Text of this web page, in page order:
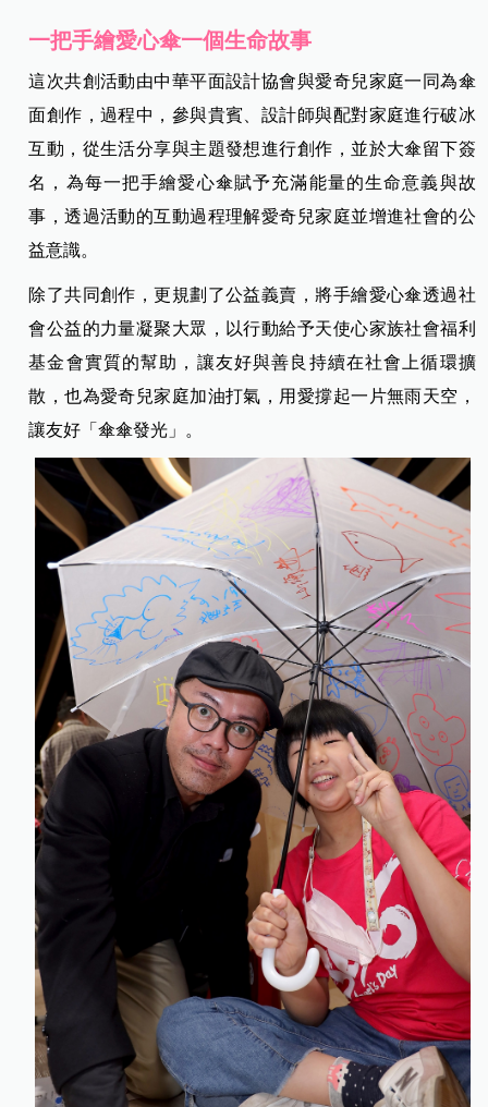
一把手繪愛心傘一個生命故事
這次共創活動由中華平面設計協會與愛奇兒家庭一同為傘
面創作，過程中，參與貴賓、設計師與配對家庭進行破冰
互動，從生活分享與主題發想進行創作，並於大傘留下簽
名，為每一把手繪愛心傘賦予充滿能量的生命意義與故
事，透過活動的互動過程理解愛奇兒家庭並增進社會的公
益意識。
除了共同創作，更規劃了公益義賣，將手繪愛心傘透過社
會公益的力量凝聚大眾，以行動給予天使心家族社會福利
基金會實質的幫助，讓友好與善良持續在社會上循環擴
散，也為愛奇兒家庭加油打氣，用愛撐起一片無雨天空，
讓友好「傘傘發光」。